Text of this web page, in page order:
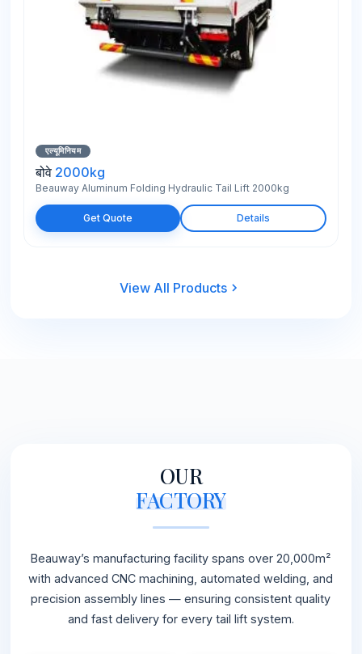
एल्यूमिनियम
बोवे 2000kg
Beauway Aluminum Folding Hydraulic Tail Lift 2000kg
Get Quote Details
View All Products
OUR
FACTORY
Beauway’s manufacturing facility spans over 20,000m²
with advanced CNC machining, automated welding, and
precision assembly lines — ensuring consistent quality
and fast delivery for every tail lift system.